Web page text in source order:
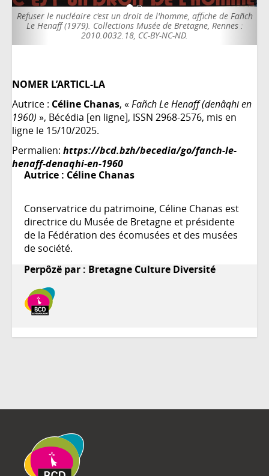
c'est un droit de l'homme, affiche de Fañch
Collections Musée de Bretagne, Rennes :
CC-BY-NC-ND.
Pasqua connection,
Rasserreries Muzë de
NOMER L’ARTICL-LA
Autrice : Céline Chanas, «Fañch Le Henaff (denâqhi en
1960) », Bécédia [en ligne], ISSN 2968-2576, mis en
ligne le 15/10/2025.
Permalien: https://bcd.bzh/becedia/go/fanch-le-
henaff-denaqhi-en-1960
Autrice : Céline Chanas
Conservatrice du patrimoine, Céline Chanas est
directrice du Musée de Bretagne et présidente
de la Fédération des écomusées et des musées
de société.
Perpôzë par : Bretagne Culture Diversité